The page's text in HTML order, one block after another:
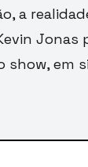
a
Jonas
show, em